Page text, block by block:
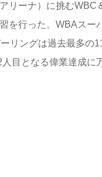
ーナ）に挑むWBC
を行った。WBAスー
リングは過去最多の
目となる偉業達成に